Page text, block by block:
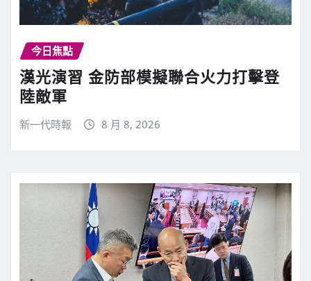
今日焦點
漢光演習 金防部模擬聯合火力打擊登
陸敵軍
新一代時報 8 月 8, 2026